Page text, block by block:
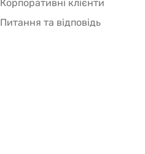
Корпоративні клієнти
Питання та відповідь